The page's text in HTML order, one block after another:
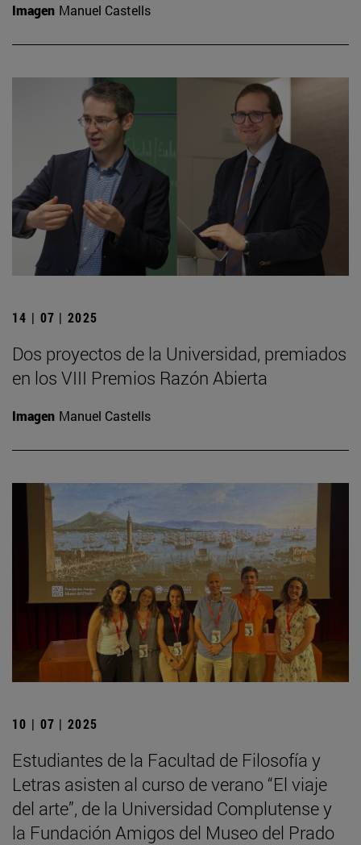
Imagen Manuel Castells
14 | 07 | 2025
Dos proyectos de la Universidad, premiados
en los VIII Premios Razón Abierta
Imagen Manuel Castells
10 | 07 | 2025
Estudiantes de la Facultad de Filosofía y
Letras asisten al curso de verano “El viaje
del arte”, de la Universidad Complutense y
la Fundación Amigos del Museo del Prado